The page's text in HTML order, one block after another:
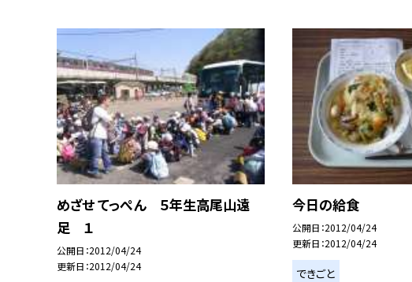
めざせ てっぺん ５年生高尾山遠
足 １
公開日 2012/04/24
更新日 2012/04/24
今日の給食
公開日 2012/04/24
更新日 2012/04/24
できごと